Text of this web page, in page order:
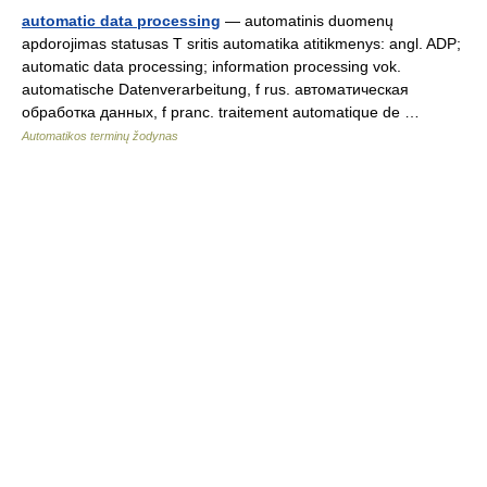
automatic data processing — automatinis duomenų
apdorojimas statusas T sritis automatika atitikmenys: angl. ADP;
automatic data processing; information processing vok.
automatische Datenverarbeitung, f rus. автоматическая
обработка данных, f pranc. traitement automatique de …
Automatikos terminų žodynas